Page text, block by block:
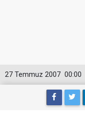
00:00
27 Temmuz 2007